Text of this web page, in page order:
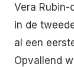
Vera
in de
al een
Opvallend